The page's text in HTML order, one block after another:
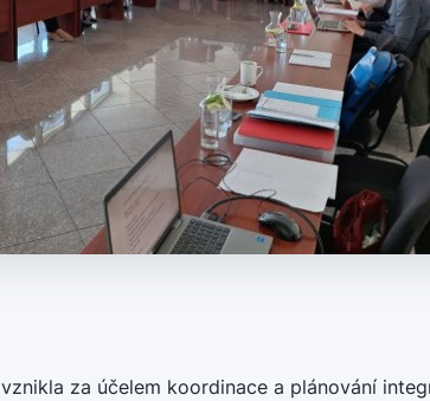
vznikla za účelem koordinace a plánování